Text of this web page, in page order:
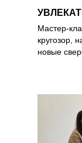
Мастер-
кругозор,
новые